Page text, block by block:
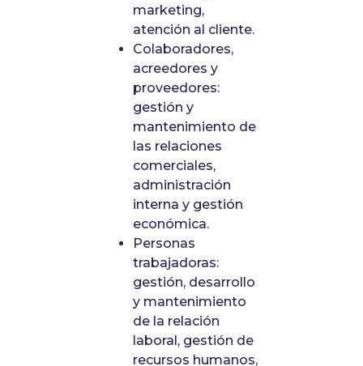
marketing,
atención al cliente.
Colaboradores,
acreedores y
proveedores:
gestión y
mantenimiento de
las relaciones
comerciales,
administración
interna y gestión
económica.
Personas
trabajadoras:
gestión, desarrollo
y mantenimiento
de la relación
laboral, gestión de
recursos humanos,